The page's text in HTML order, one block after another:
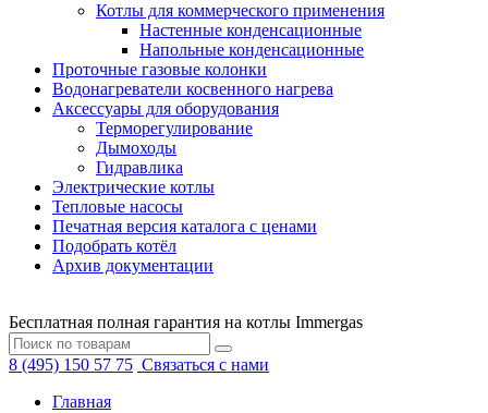
Котлы для коммерческого применения
Настенные конденсационные
Напольные конденсационные
Проточные газовые колонки
Водонагреватели косвенного нагрева
Аксессуары для оборудования
Терморегулирование
Дымоходы
Гидравлика
Электрические котлы
Тепловые насосы
Печатная версия каталога с ценами
Подобрать котёл
Архив документации
Бесплатная полная гарантия на котлы Immergas
8 (495) 150 57 75 Связаться с нами
Главная